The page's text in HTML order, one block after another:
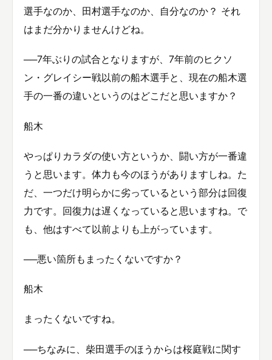
選手なのか、田村選手なのか、自分なのか？ それ
はまだ分かりませんけどね。
──7年ぶりの試合となりますが、7年前のヒクソ
ン・グレイシー戦以前の船木選手と、現在の船木選
手の一番の違いというのはどこだと思いますか？
船木
やっぱりカラダの使い方というか、闘い方が一番違
うと思います。体力も今のほうがありますしね。た
だ、一つだけ明らかに劣っているという部分は回復
力です。回復力は遅くなっていると思いますね。で
も、他はすべて以前よりも上がっています。
──悪い箇所もまったくないですか？
船木
まったくないですね。
──ちなみに、柴田選手のほうからは桜庭戦に関す